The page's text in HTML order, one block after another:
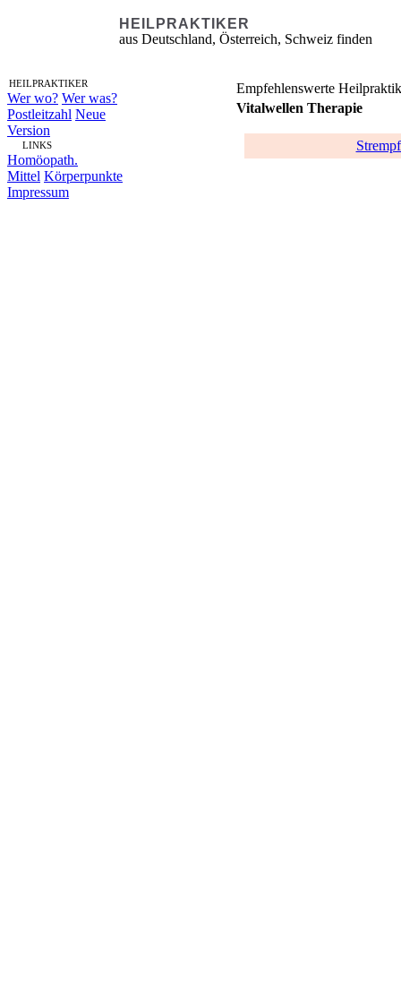
HEILPRAKTIKER
aus Deutschland, Österreich, Schweiz finden
HEILPRAKTIKER
Wer wo? Wer was?
Postleitzahl Neue
Version
LINKS
Homöopath.
Mittel Körperpunkte
Impressum
Empfehlenswerte
Vitalwellen Therapie